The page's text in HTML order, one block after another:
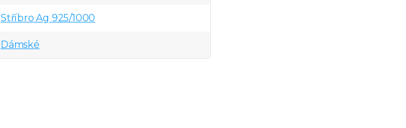
Stříbro Ag 925/1000
Dámské